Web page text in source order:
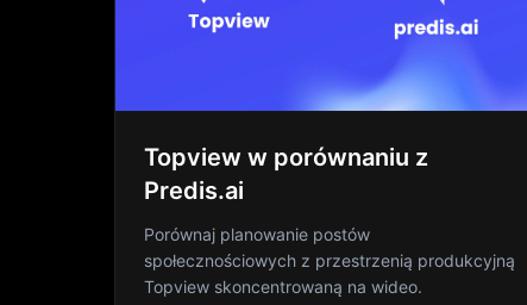
Topview w porównaniu z
Predis.ai
Porównaj planowanie postów
społecznościowych z przestrzenią produkcyjną
Topview skoncentrowaną na wideo.